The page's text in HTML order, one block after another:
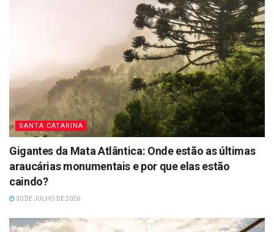
SANTA CATARINA
Gigantes da Mata Atlântica: Onde estão as últimas
araucárias monumentais e por que elas estão
caindo?
30 DE JULHO DE 2026